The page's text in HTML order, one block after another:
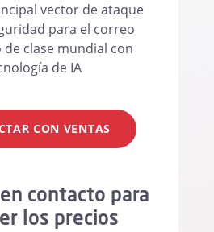
vector de ataque
para el correo
clase mundial con
de IA
CON VENTAS
contacto para
los precios